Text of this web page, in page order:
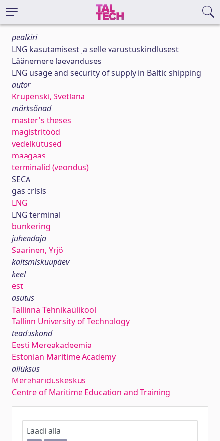
pealkiri
LNG kasutamisest ja selle varustuskindlusest
Läänemere laevanduses
LNG usage and security of supply in Baltic shipping
autor
Krupenski, Svetlana
märksõnad
master's theses
magistritööd
vedelkütused
maagaas
terminalid (veondus)
SECA
gas crisis
LNG
LNG terminal
bunkering
juhendaja
Saarinen, Yrjö
kaitsmiskuupäev
keel
est
asutus
Tallinna Tehnikaülikool
Tallinn University of Technology
teaduskond
Eesti Mereakadeemia
Estonian Maritime Academy
allüksus
Merehariduskeskus
Centre of Maritime Education and Training
Laadi alla